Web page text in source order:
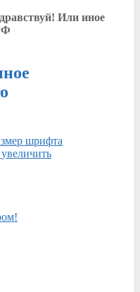
Или иное
шрифта
увеличить